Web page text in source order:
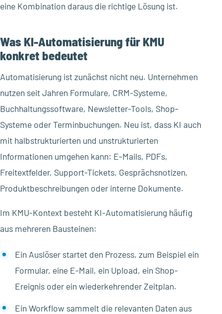
eine Kombination daraus die richtige Lösung ist.
Was KI-Automatisierung für KMU
konkret bedeutet
Automatisierung ist zunächst nicht neu. Unternehmen
nutzen seit Jahren Formulare, CRM-Systeme,
Buchhaltungssoftware, Newsletter-Tools, Shop-
Systeme oder Terminbuchungen. Neu ist, dass KI auch
mit halbstrukturierten und unstrukturierten
Informationen umgehen kann: E-Mails, PDFs,
Freitextfelder, Support-Tickets, Gesprächsnotizen,
Produktbeschreibungen oder interne Dokumente.
Im KMU-Kontext besteht KI-Automatisierung häufig
aus mehreren Bausteinen:
Ein Auslöser startet den Prozess, zum Beispiel ein
Formular, eine E-Mail, ein Upload, ein Shop-
Ereignis oder ein wiederkehrender Zeitplan.
Ein Workflow sammelt die relevanten Daten aus